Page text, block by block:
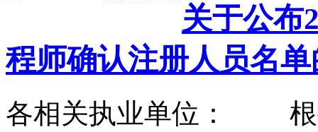
关于公布
程师确认注册人员名单
各相关执业单位： 根